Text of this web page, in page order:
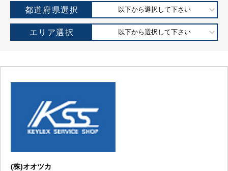
都道府県選択 以下から選択して下さい
エリア選択 以下から選択して下さい
(株)オオツカ